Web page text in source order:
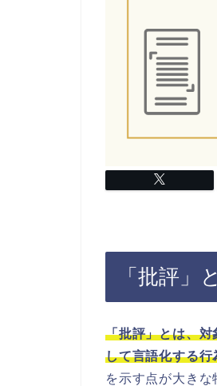
「批評」
「批評」とは、
して言語化する行
を示す点が大き